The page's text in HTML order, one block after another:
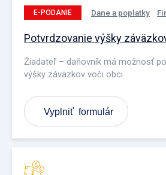
E-PODANIE Dane a poplatky
Potvrdzovanie výšky
Žiadateľ – daňovník má možnosť
výšky záväzkov voči obci.
Vyplniť formulár